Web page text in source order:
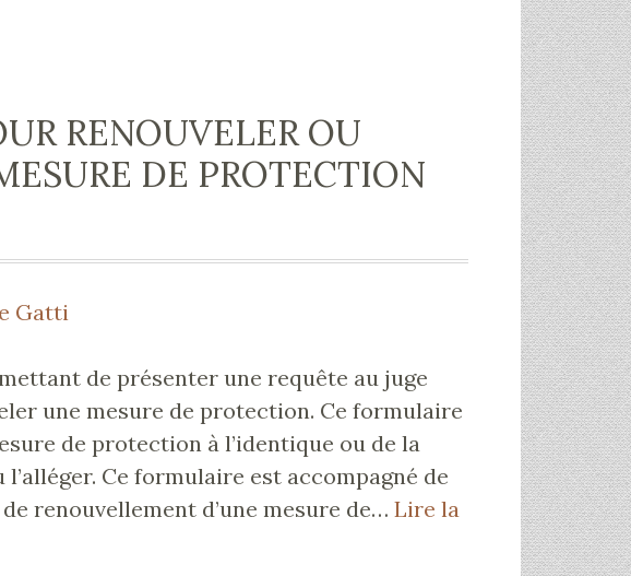
RENOUVELER OU
DE PROTECTION
Gatti
de présenter une requête au juge
une mesure de protection. Ce formulaire
de protection à l’identique ou de la
Ce formulaire est accompagné de
renouvellement d’une mesure de…Lire la